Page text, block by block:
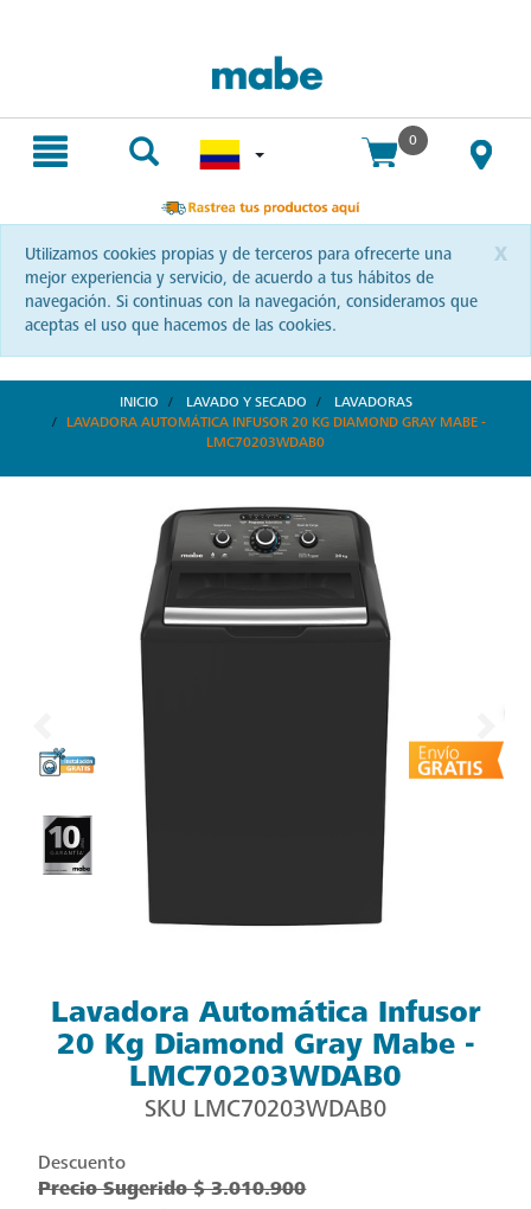
0
x
Utilizamos cookies propias y de terceros para ofrecerte una
mejor experiencia y servicio, de acuerdo a tus hábitos de
navegación. Si continuas con la navegación, consideramos que
aceptas el uso que hacemos de las cookies.
INICIO LAVADO Y SECADO
LAVADORAS
LAVADORA AUTOMÁTICA INFUSOR 20 KG DIAMOND GRAY MABE -
LMC70203WDAB0
Lavadora Automática Infusor
20 Kg Diamond Gray Mabe -
LMC70203WDAB0
SKU LMC70203WDAB0
Descuento
Precio Sugerido $ 3.010.900